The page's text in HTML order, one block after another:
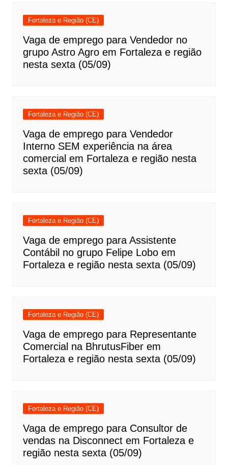
Fortaleza e Região (CE)
Vaga de emprego para Vendedor no
grupo Astro Agro em Fortaleza e região
nesta sexta (05/09)
Fortaleza e Região (CE)
Vaga de emprego para Vendedor
Interno SEM experiência na área
comercial em Fortaleza e região nesta
sexta (05/09)
Fortaleza e Região (CE)
Vaga de emprego para Assistente
Contábil no grupo Felipe Lobo em
Fortaleza e região nesta sexta (05/09)
Fortaleza e Região (CE)
Vaga de emprego para Representante
Comercial na BhrutusFiber em
Fortaleza e região nesta sexta (05/09)
Fortaleza e Região (CE)
Vaga de emprego para Consultor de
vendas na Disconnect em Fortaleza e
região nesta sexta (05/09)